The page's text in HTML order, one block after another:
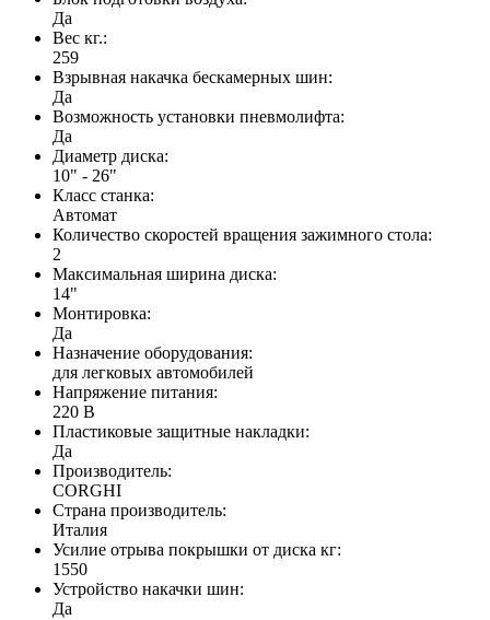
Да
Вес кг.:
259
Взрывная накачка бескамерных шин:
Да
Возможность установки пневмолифта:
Да
Диаметр диска:
10" - 26"
Класс станка:
Автомат
Количество скоростей вращения зажимного стола:
2
Максимальная ширина диска:
14"
Монтировка:
Да
Назначение оборудования:
для легковых автомобилей
Напряжение питания:
220 В
Пластиковые защитные накладки:
Да
Производитель:
CORGHI
Страна производитель:
Италия
Усилие отрыва покрышки от диска кг:
1550
Устройство накачки шин:
Да